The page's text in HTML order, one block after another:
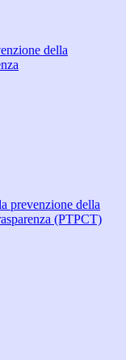
della
prevenzione della
(PTPCT)